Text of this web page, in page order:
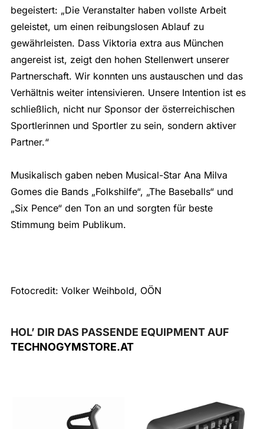
begeistert: „Die Veranstalter haben vollste Arbeit
geleistet, um einen reibungslosen Ablauf zu
gewährleisten. Dass Viktoria extra aus München
angereist ist, zeigt den hohen Stellenwert unserer
Partnerschaft. Wir konnten uns austauschen und das
Verhältnis weiter intensivieren. Unsere Intention ist es
schließlich, nicht nur Sponsor der österreichischen
Sportlerinnen und Sportler zu sein, sondern aktiver
Partner.“
Musikalisch gaben neben Musical-Star Ana Milva
Gomes die Bands „Folkshilfe“, „The Baseballs“ und
„Six Pence“ den Ton an und sorgten für beste
Stimmung beim Publikum.
Fotocredit: Volker Weihbold, OÖN
HOL’ DIR DAS PASSENDE EQUIPMENT AUF
TECHNOGYMSTORE.AT